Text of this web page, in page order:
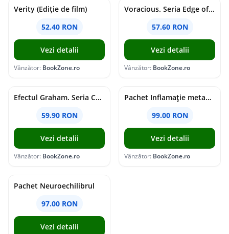
Verity (Ediție de film)
52.40 RON
Vezi detalii
Vânzător: BookZone.ro
Voracious. Seria Edge of Darkness Vol.2
57.60 RON
Vezi detalii
Vânzător: BookZone.ro
Efectul Graham. Seria Campus Diaries Vol.1
59.90 RON
Vezi detalii
Vânzător: BookZone.ro
Pachet Inflamație metabolism și creier
99.00 RON
Vezi detalii
Vânzător: BookZone.ro
Pachet Neuroechilibrul
97.00 RON
Vezi detalii